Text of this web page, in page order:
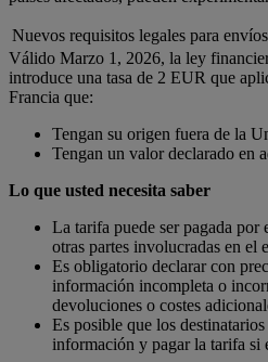
Nuevos requisitos legales para
Válido Marzo 1, 2026, la ley
introduce una tasa de 2 EUR que
Francia que:
Tengan su origen fuera de la
Tengan un valor declarado en
Lo que usted necesita saber
La tarifa puede ser pagada por
otras partes involucradas en el
Es obligatorio declarar con
información incompleta o
devoluciones o costes
Es posible que los
información y pagar la tarifa si